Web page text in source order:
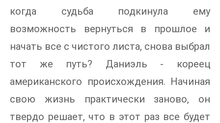
когда судьба подкинула ему
возможность вернуться в прошлое и
начать все с чистого листа, снова выбрал
тот же путь? Даниэль - кореец
американского происхождения. Начиная
свою жизнь практически заново, он
твердо решает, что в этот раз все будет